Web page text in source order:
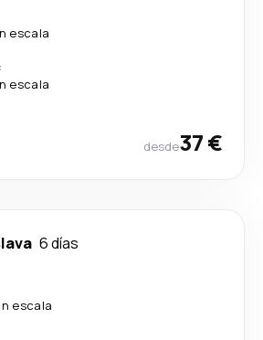
escala
escala
desde37 €
6 días
escala